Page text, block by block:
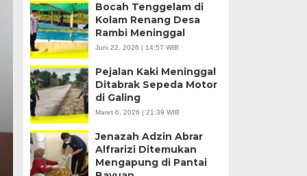
Penyakit Blast Padi,
Dorong Petani
Trichoderma
- 18:48 WIB
Bocah Tenggelam di
Kolam Renang Desa
Rambi Meninggal
Juni 22, 2026 | 14:57 WIB
Pejalan Kaki Meninggal
Ditabrak Sepeda Motor
di Galing
Maret 6, 2026 | 21:39 WIB
Jenazah Adzin Abrar
Alfrarizi Ditemukan
Mengapung di Pantai